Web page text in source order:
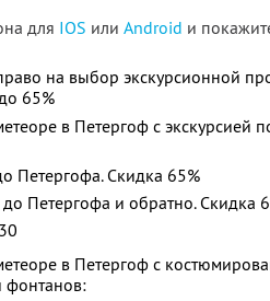
для IOS или Android и
на выбор экскурсионной
65%
в Петергоф с экскурсией
Петергофа. Скидка 65%
до Петергофа и обратно. Скидка
в Петергоф с
фонтанов: